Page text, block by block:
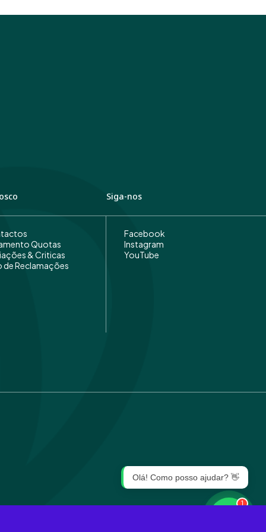
Quotas
& Criticas
de Reclamações
Siga-nos
Facebook
Instagram
YouTube
Olá! Como posso ajudar? 👋
1